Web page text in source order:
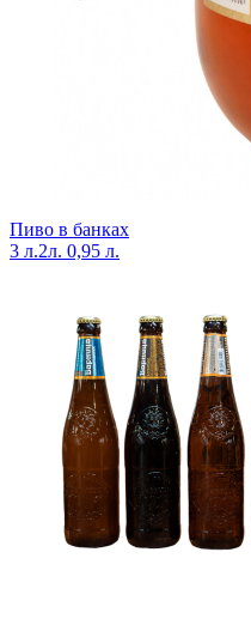
Пиво в банках
3 л.2л. 0,95 л.